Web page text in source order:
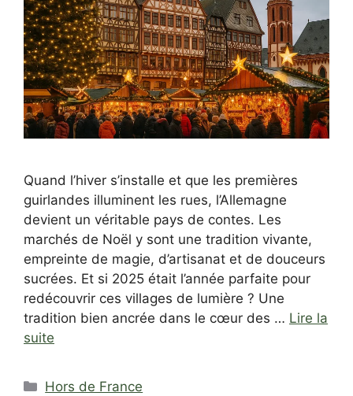
Quand l’hiver s’installe et que les premières
guirlandes illuminent les rues, l’Allemagne
devient un véritable pays de contes. Les
marchés de Noël y sont une tradition vivante,
empreinte de magie, d’artisanat et de douceurs
sucrées. Et si 2025 était l’année parfaite pour
redécouvrir ces villages de lumière ? Une
tradition bien ancrée dans le cœur des … Lire la
suite
Catégories
Hors de France